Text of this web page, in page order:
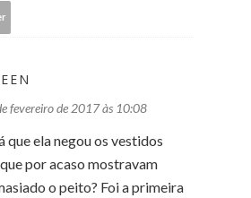
fevereiro de 2017 às 10:08
que ela negou os vestidos
por acaso mostravam
o peito? Foi a primeira